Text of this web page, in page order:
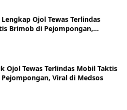
Ojol Tewas Terlindas
Brimob di Pejompongan,
Antar Orderan
Ojol Tewas Terlindas Mobil Taktis
Viral di Medsos